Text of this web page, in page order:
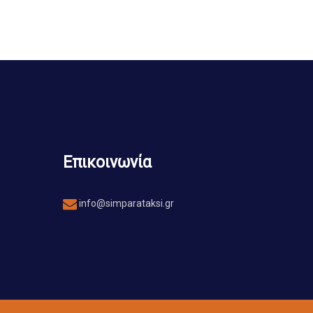
Επικοινωνία
info@simparataksi.gr